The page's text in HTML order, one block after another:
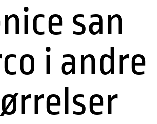
san
i andre